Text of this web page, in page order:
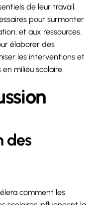
de leur travail,
pour surmonter
et aux ressources.
élaborer des
les interventions et
milieu scolaire.
des
comment les